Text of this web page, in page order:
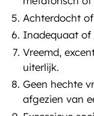
Achterdocht
Inadequaat of
Vreemd,
uiterlijk.
Geen hechte
afgezien van